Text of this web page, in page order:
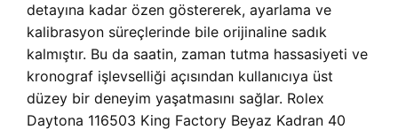
detayına kadar özen göstererek, ayarlama ve
kalibrasyon süreçlerinde bile orijinaline sadık
kalmıştır. Bu da saatin, zaman tutma hassasiyeti ve
kronograf işlevselliği açısından kullanıcıya üst
düzey bir deneyim yaşatmasını sağlar. Rolex
Daytona 116503 King Factory Beyaz Kadran 40